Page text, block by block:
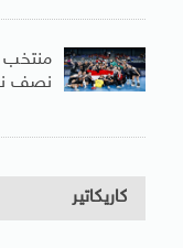
منتخب
نصف
كاريكاتير